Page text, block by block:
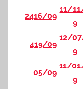
2416/09
11/
9
419/09
12/
9
05/09
11/
9